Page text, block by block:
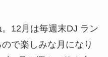
12月は毎週末DJ ラン
で楽しみな月になり